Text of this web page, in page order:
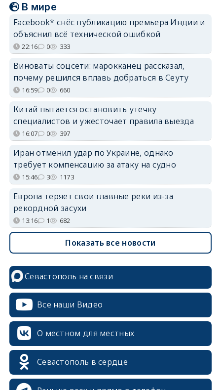
В мире
Facebook* снёс публикацию премьера Индии и
объяснил всё технической ошибкой
22:16 0 333
Виноваты соцсети: марокканец рассказал,
почему решился вплавь добраться в Сеуту
16:59 0 660
Китай пытается остановить утечку
специалистов и ужесточает правила выезда
16:07 0 397
Иран отменил удар по Украине, однако
требует компенсацию за атаку на судно
15:46 3 1173
Европа теряет свои главные реки из-за
рекордной засухи
13:16 1 682
Показать все новости
Севастополь на связи
Все наши Видео
О местном для местных
Севастополь в сердце